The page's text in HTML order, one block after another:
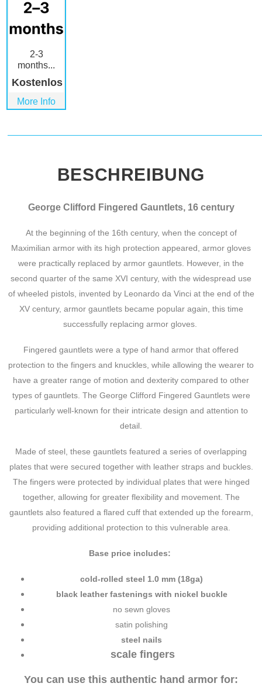
2-3
months...
Kostenlos
More Info
BESCHREIBUNG
George Clifford Fingered Gauntlets, 16 century
At the beginning of the 16th century, when the concept of
Maximilian armor with its high protection appeared, armor gloves
were practically replaced by armor gauntlets. However, in the
second quarter of the same XVI century, with the widespread use
of wheeled pistols, invented by Leonardo da Vinci at the end of the
XV century, armor gauntlets became popular again, this time
successfully replacing armor gloves.
Fingered gauntlets were a type of hand armor that offered
protection to the fingers and knuckles, while allowing the wearer to
have a greater range of motion and dexterity compared to other
types of gauntlets. The George Clifford Fingered Gauntlets were
particularly well-known for their intricate design and attention to
detail.
Made of steel, these gauntlets featured a series of overlapping
plates that were secured together with leather straps and buckles.
The fingers were protected by individual plates that were hinged
together, allowing for greater flexibility and movement. The
gauntlets also featured a flared cuff that extended up the forearm,
providing additional protection to this vulnerable area.
Base price includes:
cold-rolled steel 1.0 mm (18ga)
black leather fastenings with nickel buckle
no sewn gloves
satin polishing
steel nails
scale fingers
You can use this authentic hand armor for: